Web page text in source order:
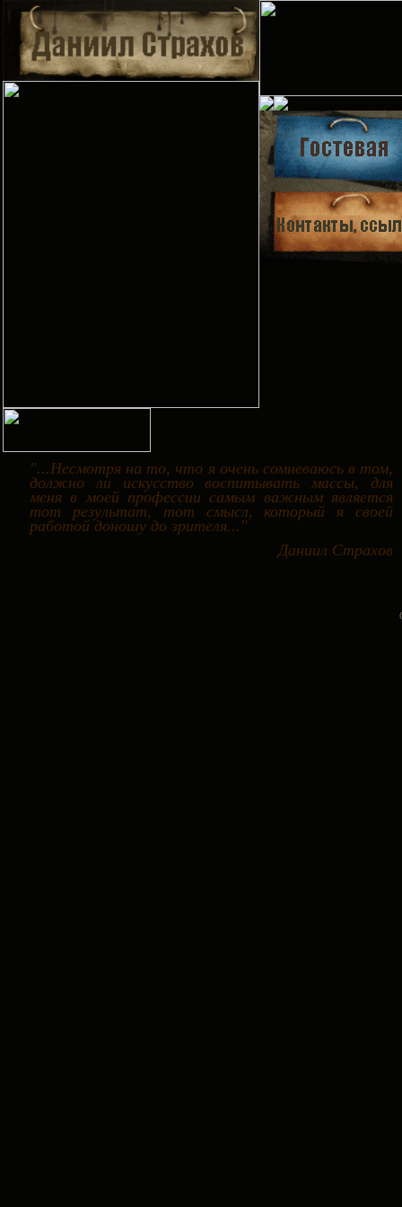
"...Несмотря на то, что я очень сомневаюсь в том,
должно ли искусство воспитывать массы, для
меня в моей профессии самым важным является
тот результат, тот смысл, который я своей
работой доношу до зрителя..."
Даниил Страхов